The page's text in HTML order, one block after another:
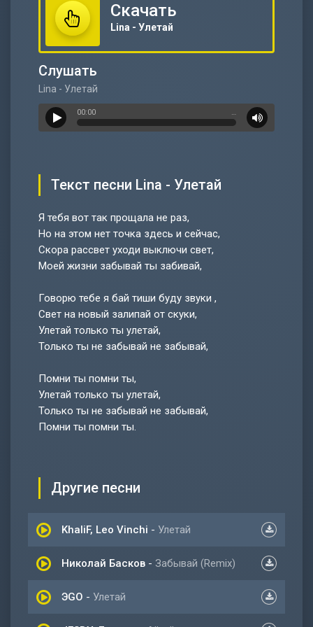
Скачать
Lina - Улетай
Слушать
Lina - Улетай
00:00 …
Текст песни Lina - Улетай
Я тебя вот так прощала не раз,
Но на этом нет точка здесь и сейчас,
Скора рассвет уходи выключи свет,
Моей жизни забывай ты забивай,
Говорю тебе я бай тиши буду звуки ,
Свет на новый залипай от скуки,
Улетай только ты улетай,
Только ты не забывай не забывай,
Помни ты помни ты,
Улетай только ты улетай,
Только ты не забывай не забывай,
Помни ты помни ты.
Другие песни
KhaliF, Leo Vinchi - Улетай
Николай Басков - Забывай (Remix)
ЭGO - Улетай